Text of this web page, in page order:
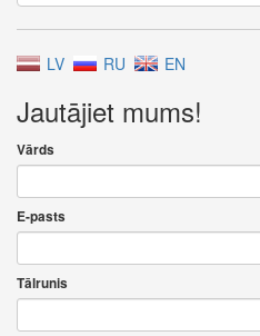
LV RU EN
Jautājiet mums!
Vārds
E-pasts
Tālrunis